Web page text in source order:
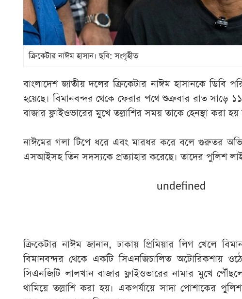
ক্রিকেটার নাঈম হাসান। ছবি: সংগৃহীত
বাংলাদেশ জাতীয় দলের ক্রিকেটার নাঈম হাসানকে ডিবি
হয়েছে। বিমানবন্দর থেকে ফেরার পথে শুক্রবার রাত সাড়ে
বাজার ফ্লাইওভারের মুখে তল্লাশির সময় তাকে হেনস্থা করা
নাঈমের গলা টিপে ধরে এবং মারধর করে বলে গুরুতর
এসআইসহ তিন সদস্যকে প্রত্যাহার করেছে। তাদের পুলিশ
undefined
ক্রিকেটার নাঈম জানান, ঢাকায় প্রিমিয়ার লিগ খেলে
বিমানবন্দর থেকে একটি সিএনজিচালিত অটোরিকশায়
সিএনজিটি লালখান বাজার ফ্লাইওভারের নামার মুখে
থামিয়ে তল্লাশি করা হয়। একপর্যায়ে সাদা পোশাকের